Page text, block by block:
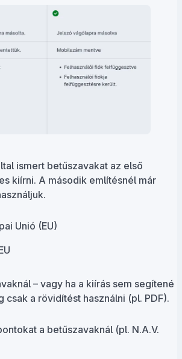
ismert betűszavakat az első
kiírni. A második említésnél már
Unió (EU)
– vagy ha a kiírás sem segítené
csak a rövidítést használni (pl. PDF).
a betűszavaknál (pl. N.A.V.